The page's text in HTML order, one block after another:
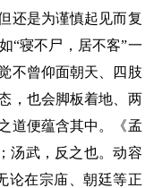
还是为谨慎起见而复
“寝不尸，居不客”一
不曾仰面朝天、四肢
，也会脚板着地、两
道便蕴含其中。《孟
汤武，反之也。动容
论在宗庙、朝廷等正